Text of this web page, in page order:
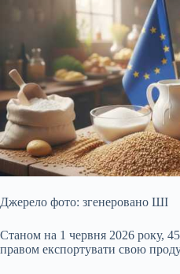
Джерело фото: згенеровано ШІ
Станом на 1 червня 2026 року,
правом експортувати свою